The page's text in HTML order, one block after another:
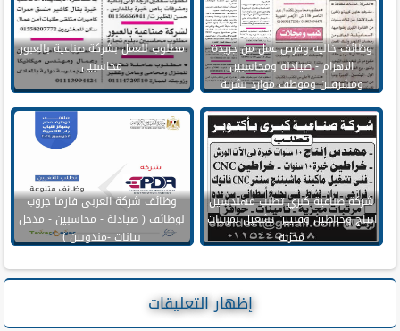
وظائف خاليه وفرص عمل من جريدة
الاهرام - صيادله ومحاسبين
ومشرفين وموظف موارد بشريه
مطلوب للعمل بشركة صناعية بالعبور
محاسبين
شركة صناعية كبري تطلب مهندسين
انتاج وخراطين وفنيين تشغيل بمرتبات
مجزيه
وظائف شركة العربى فارما جروب
لوظائف ( صيادلة - محاسبين - مدخل
بيانات -مندوبين )
إظهار التعليقات